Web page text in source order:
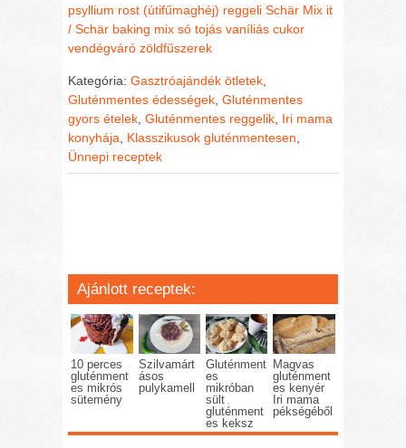
psyllium rost (útifűmaghéj) reggeli Schär Mix it
/ Schär baking mix só tojás vaníliás cukor
vendégváró zöldfűszerek
Kategória:Gasztróajándék ötletek
Gluténmentes édességek ,Gluténmentes
gyors ételek ,Gluténmentes reggelik Iri mama
konyhája
Klasszikusok gluténmentesen
Ünnepi receptek
Ajánlott receptek:
10 perces
gluténment
es mikrós
sütemény
Szilvamárt
ásos
pulykamell
Gluténment
es
mikróban
sült
gluténment
es keksz
Magvas
gluténment
es kenyér
Iri mama
pékségéből